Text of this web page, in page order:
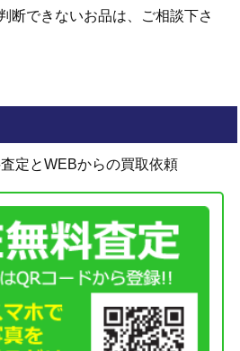
断できないお品は、ご相談下さ
定とWEBからの買取依頼